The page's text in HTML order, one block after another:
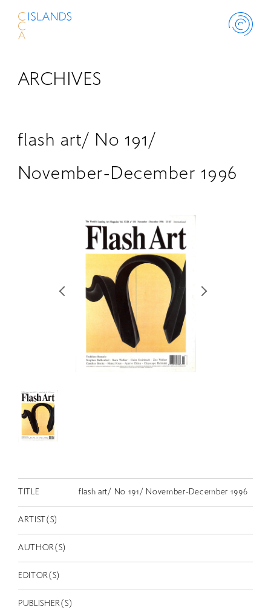
ABOUT
SCHOLARSHIP
RETRACE
スカラシップ受賞者
CONTACT
JP
EN
ARCHIVES
flash art/ No 191/
November-December 1996
TITLE flash art/ No 191/ November-December 1996
ARTIST(S)
AUTHOR(S)
EDITOR(S)
PUBLISHER(S)